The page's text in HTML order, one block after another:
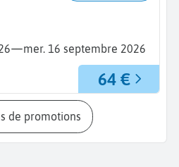
—mer. 16 septembre 2026
64 €
de promotions